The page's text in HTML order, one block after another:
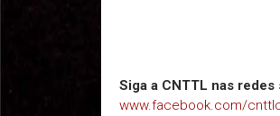
Siga a CNTTL nas redes
www.facebook.com/